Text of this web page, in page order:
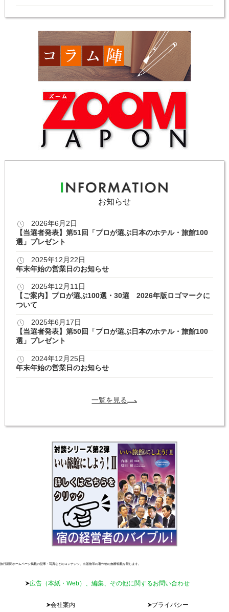
お知らせ
2026年6月2日
【当選者発表】第51回「プロが選ぶ日本のホテル・旅館100
選」プレゼント
2025年12月22日
年末年始の営業日のお知らせ
2025年12月11日
【ご案内】プロが選ぶ100選・30選 2026年版ロゴマークに
ついて
2025年6月17日
【当選者発表】第50回「プロが選ぶ日本のホテル・旅館100
選」プレゼント
2024年12月25日
年末年始の営業日のお知らせ
一覧を見る
旅行新聞ホームページ掲載の記事・写真などのコンテンツ、出版物等の著作物の無断転載を禁じます。
広告（本紙・Web）、編集、その他に関するお問い合わせ
会社案内
プライバシー